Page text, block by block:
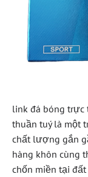
link đá bóng trực
thuần tuý là một
chất lượng gắn
hàng khôn cùng
chốn miền tại đất